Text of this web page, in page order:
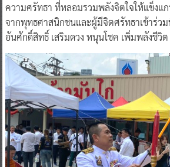
ความศรัทธา ที่หลอมรวมพลังจิตใจให้แข็งแก
จากพุทธศาสนิกชนและผู้มีจิตศรัทธาเข้าร่ว
อันศักดิ์สิทธิ์ เสริมดวง หนุนโชค เพิ่มพลังชีวิต